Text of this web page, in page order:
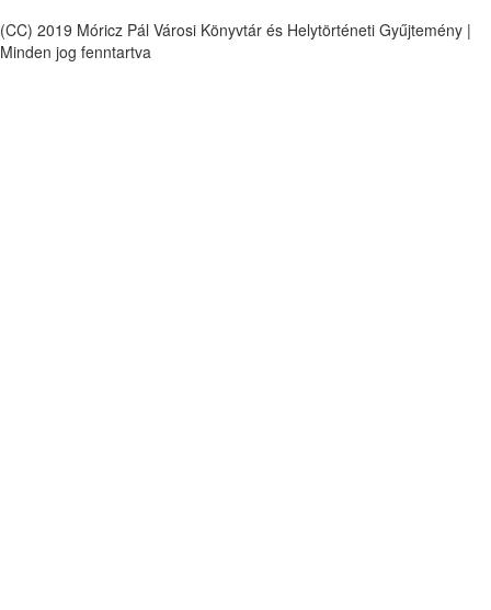
(CC) 2019 Móricz Pál Városi Könyvtár és Helytörténeti Gyűjtemény |
Minden jog fenntartva